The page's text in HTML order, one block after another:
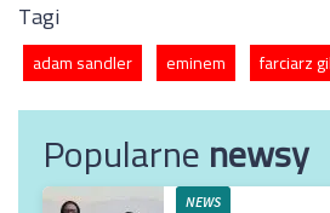
Tagi
adam sandler eminem farciarz
Popularnenewsy
NEWS